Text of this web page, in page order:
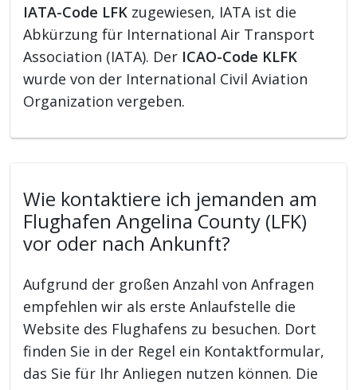
IATA-Code LFK zugewiesen, IATA ist die
Abkürzung für International Air Transport
Association (IATA). Der ICAO-Code KLFK
wurde von der International Civil Aviation
Organization vergeben.
Wie kontaktiere ich jemanden am
Flughafen Angelina County (LFK)
vor oder nach Ankunft?
Aufgrund der großen Anzahl von Anfragen
empfehlen wir als erste Anlaufstelle die
Website des Flughafens zu besuchen. Dort
finden Sie in der Regel ein Kontaktformular,
das Sie für Ihr Anliegen nutzen können. Die